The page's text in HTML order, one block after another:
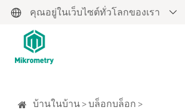
คุณอยู่ในเว็บไซต์ทั่วโลกของเรา
บ้านในบ้าน
บล็อกบล็อก